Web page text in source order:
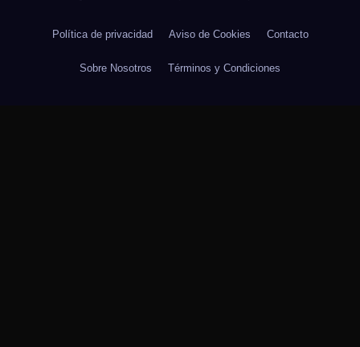
Política de privacidad Aviso de Cookies Contacto
Sobre Nosotros Términos y Condiciones